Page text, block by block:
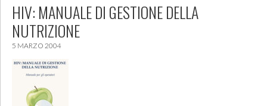
HIV: MANUALE DI GESTIONE DELLA
NUTRIZIONE
5 MARZO 2004